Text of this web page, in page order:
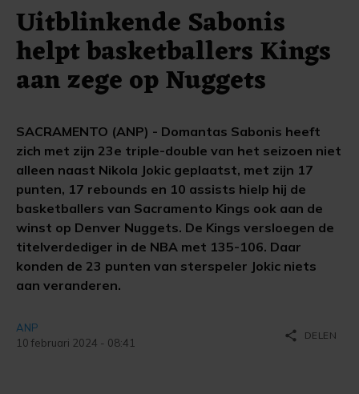
Uitblinkende Sabonis
helpt basketballers Kings
aan zege op Nuggets
SACRAMENTO (ANP) - Domantas Sabonis heeft
zich met zijn 23e triple-double van het seizoen niet
alleen naast Nikola Jokic geplaatst, met zijn 17
punten, 17 rebounds en 10 assists hielp hij de
basketballers van Sacramento Kings ook aan de
winst op Denver Nuggets. De Kings versloegen de
titelverdediger in de NBA met 135-106. Daar
konden de 23 punten van sterspeler Jokic niets
aan veranderen.
ANP
10 februari 2024 - 08:41
share DELEN